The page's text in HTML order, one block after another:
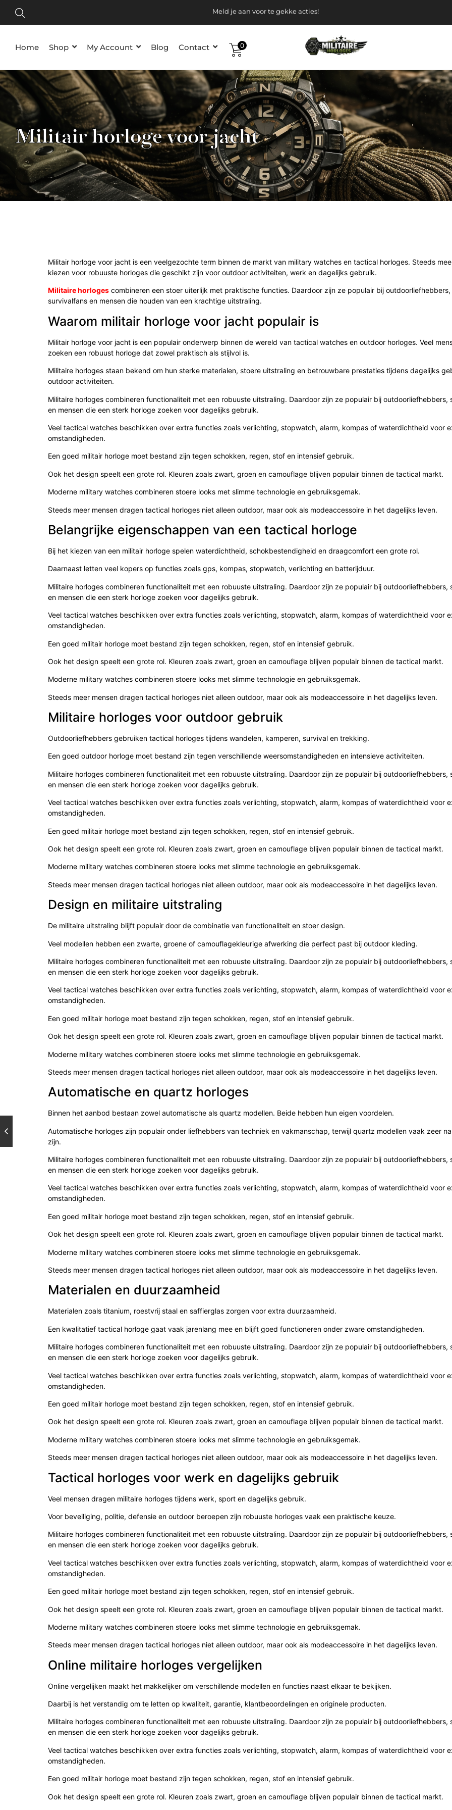
Meld je aan voor te gekke acties!
Home Shop My Account Blog Contact 0
Militair horloge voor jacht
Militair horloge voor jacht is een veelgezochte term binnen de markt van military watches en tactical horloges. Steeds
kiezen voor robuuste horloges die geschikt zijn voor outdoor activiteiten, werk en dagelijks gebruik.
Militaire horloges combineren een stoer uiterlijk met praktische functies. Daardoor zijn ze populair bij
survivalfans en mensen die houden van een krachtige uitstraling.
Waarom militair horloge voor jacht populair is
Militair horloge voor jacht is een populair onderwerp binnen de wereld van tactical watches en outdoor horloges. Veel
zoeken een robuust horloge dat zowel praktisch als stijlvol is.
Militaire horloges staan bekend om hun sterke materialen, stoere uitstraling en betrouwbare prestaties tijdens dagelijks
outdoor activiteiten.
Militaire horloges combineren functionaliteit met een robuuste uitstraling. Daardoor zijn ze populair bij outdoorliefhebbers,
en mensen die een sterk horloge zoeken voor dagelijks gebruik.
Veel tactical watches beschikken over extra functies zoals verlichting, stopwatch, alarm, kompas of waterdichtheid voor
omstandigheden.
Een goed militair horloge moet bestand zijn tegen schokken, regen, stof en intensief gebruik.
Ook het design speelt een grote rol. Kleuren zoals zwart, groen en camouflage blijven populair binnen de tactical markt.
Moderne military watches combineren stoere looks met slimme technologie en gebruiksgemak.
Steeds meer mensen dragen tactical horloges niet alleen outdoor, maar ook als modeaccessoire in het dagelijks leven.
Belangrijke eigenschappen van een tactical horloge
Bij het kiezen van een militair horloge spelen waterdichtheid, schokbestendigheid en draagcomfort een grote rol.
Daarnaast letten veel kopers op functies zoals gps, kompas, stopwatch, verlichting en batterijduur.
Militaire horloges combineren functionaliteit met een robuuste uitstraling. Daardoor zijn ze populair bij outdoorliefhebbers,
en mensen die een sterk horloge zoeken voor dagelijks gebruik.
Veel tactical watches beschikken over extra functies zoals verlichting, stopwatch, alarm, kompas of waterdichtheid voor
omstandigheden.
Een goed militair horloge moet bestand zijn tegen schokken, regen, stof en intensief gebruik.
Ook het design speelt een grote rol. Kleuren zoals zwart, groen en camouflage blijven populair binnen de tactical markt.
Moderne military watches combineren stoere looks met slimme technologie en gebruiksgemak.
Steeds meer mensen dragen tactical horloges niet alleen outdoor, maar ook als modeaccessoire in het dagelijks leven.
Militaire horloges voor outdoor gebruik
Outdoorliefhebbers gebruiken tactical horloges tijdens wandelen, kamperen, survival en trekking.
Een goed outdoor horloge moet bestand zijn tegen verschillende weersomstandigheden en intensieve activiteiten.
Militaire horloges combineren functionaliteit met een robuuste uitstraling. Daardoor zijn ze populair bij outdoorliefhebbers,
en mensen die een sterk horloge zoeken voor dagelijks gebruik.
Veel tactical watches beschikken over extra functies zoals verlichting, stopwatch, alarm, kompas of waterdichtheid voor
omstandigheden.
Een goed militair horloge moet bestand zijn tegen schokken, regen, stof en intensief gebruik.
Ook het design speelt een grote rol. Kleuren zoals zwart, groen en camouflage blijven populair binnen de tactical markt.
Moderne military watches combineren stoere looks met slimme technologie en gebruiksgemak.
Steeds meer mensen dragen tactical horloges niet alleen outdoor, maar ook als modeaccessoire in het dagelijks leven.
Design en militaire uitstraling
De militaire uitstraling blijft populair door de combinatie van functionaliteit en stoer design.
Veel modellen hebben een zwarte, groene of camouflagekleurige afwerking die perfect past bij outdoor kleding.
Militaire horloges combineren functionaliteit met een robuuste uitstraling. Daardoor zijn ze populair bij outdoorliefhebbers,
en mensen die een sterk horloge zoeken voor dagelijks gebruik.
Veel tactical watches beschikken over extra functies zoals verlichting, stopwatch, alarm, kompas of waterdichtheid voor
omstandigheden.
Een goed militair horloge moet bestand zijn tegen schokken, regen, stof en intensief gebruik.
Ook het design speelt een grote rol. Kleuren zoals zwart, groen en camouflage blijven populair binnen de tactical markt.
Moderne military watches combineren stoere looks met slimme technologie en gebruiksgemak.
Steeds meer mensen dragen tactical horloges niet alleen outdoor, maar ook als modeaccessoire in het dagelijks leven.
Automatische en quartz horloges
Binnen het aanbod bestaan zowel automatische als quartz modellen. Beide hebben hun eigen voordelen.
Automatische horloges zijn populair onder liefhebbers van techniek en vakmanschap, terwijl quartz modellen vaak zeer
zijn.
Militaire horloges combineren functionaliteit met een robuuste uitstraling. Daardoor zijn ze populair bij outdoorliefhebbers,
en mensen die een sterk horloge zoeken voor dagelijks gebruik.
Veel tactical watches beschikken over extra functies zoals verlichting, stopwatch, alarm, kompas of waterdichtheid voor
omstandigheden.
Een goed militair horloge moet bestand zijn tegen schokken, regen, stof en intensief gebruik.
Ook het design speelt een grote rol. Kleuren zoals zwart, groen en camouflage blijven populair binnen de tactical markt.
Moderne military watches combineren stoere looks met slimme technologie en gebruiksgemak.
Steeds meer mensen dragen tactical horloges niet alleen outdoor, maar ook als modeaccessoire in het dagelijks leven.
Materialen en duurzaamheid
Materialen zoals titanium, roestvrij staal en saffierglas zorgen voor extra duurzaamheid.
Een kwalitatief tactical horloge gaat vaak jarenlang mee en blijft goed functioneren onder zware omstandigheden.
Militaire horloges combineren functionaliteit met een robuuste uitstraling. Daardoor zijn ze populair bij outdoorliefhebbers,
en mensen die een sterk horloge zoeken voor dagelijks gebruik.
Veel tactical watches beschikken over extra functies zoals verlichting, stopwatch, alarm, kompas of waterdichtheid voor
omstandigheden.
Een goed militair horloge moet bestand zijn tegen schokken, regen, stof en intensief gebruik.
Ook het design speelt een grote rol. Kleuren zoals zwart, groen en camouflage blijven populair binnen de tactical markt.
Moderne military watches combineren stoere looks met slimme technologie en gebruiksgemak.
Steeds meer mensen dragen tactical horloges niet alleen outdoor, maar ook als modeaccessoire in het dagelijks leven.
Tactical horloges voor werk en dagelijks gebruik
Veel mensen dragen militaire horloges tijdens werk, sport en dagelijks gebruik.
Voor beveiliging, politie, defensie en outdoor beroepen zijn robuuste horloges vaak een praktische keuze.
Militaire horloges combineren functionaliteit met een robuuste uitstraling. Daardoor zijn ze populair bij outdoorliefhebbers,
en mensen die een sterk horloge zoeken voor dagelijks gebruik.
Veel tactical watches beschikken over extra functies zoals verlichting, stopwatch, alarm, kompas of waterdichtheid voor
omstandigheden.
Een goed militair horloge moet bestand zijn tegen schokken, regen, stof en intensief gebruik.
Ook het design speelt een grote rol. Kleuren zoals zwart, groen en camouflage blijven populair binnen de tactical markt.
Moderne military watches combineren stoere looks met slimme technologie en gebruiksgemak.
Steeds meer mensen dragen tactical horloges niet alleen outdoor, maar ook als modeaccessoire in het dagelijks leven.
Online militaire horloges vergelijken
Online vergelijken maakt het makkelijker om verschillende modellen en functies naast elkaar te bekijken.
Daarbij is het verstandig om te letten op kwaliteit, garantie, klantbeoordelingen en originele producten.
Militaire horloges combineren functionaliteit met een robuuste uitstraling. Daardoor zijn ze populair bij outdoorliefhebbers,
en mensen die een sterk horloge zoeken voor dagelijks gebruik.
Veel tactical watches beschikken over extra functies zoals verlichting, stopwatch, alarm, kompas of waterdichtheid voor
omstandigheden.
Een goed militair horloge moet bestand zijn tegen schokken, regen, stof en intensief gebruik.
Ook het design speelt een grote rol. Kleuren zoals zwart, groen en camouflage blijven populair binnen de tactical markt.